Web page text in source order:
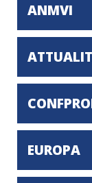
ANMVI
EUROPA